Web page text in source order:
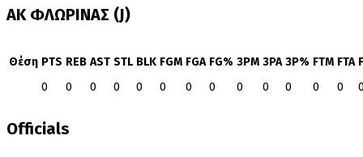
ΑΚ ΦΛΩΡΙΝΑΣ (J)
Θέση PTS REB AST STL BLK FGM FGA FG% 3PM 3PA 3P% FTM FTA
0
0 0 0 0 0 0 0 0 0 0 0 0
Officials